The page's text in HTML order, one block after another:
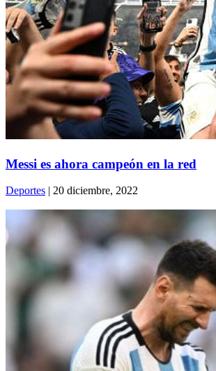
Messi es ahora campeón en la red
Deportes | 20 diciembre, 2022